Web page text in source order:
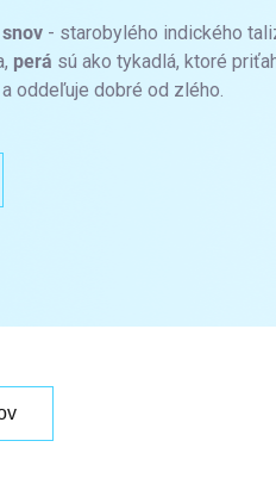
- starobylého indického
perá sú ako tykadlá, ktoré
oddeľuje dobré od zlého.